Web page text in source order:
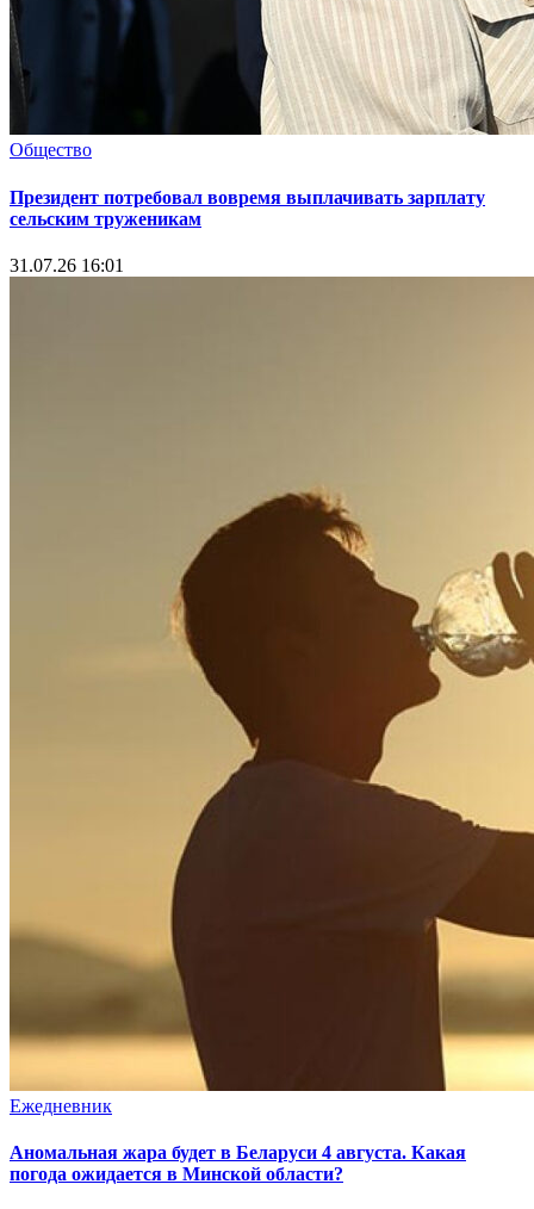
Общество
Президент потребовал вовремя выплачивать зарплату
сельским труженикам
31.07.26 16:01
Ежедневник
Аномальная жара будет в Беларуси 4 августа. Какая
погода ожидается в Минской области?